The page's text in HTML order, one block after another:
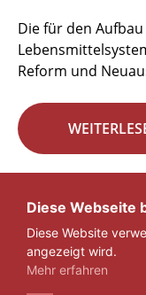
Die für den
Reform und
« 1 ... 27
Diese Webseite
Diese Website
angezeigt wird.
Mehr erfahren